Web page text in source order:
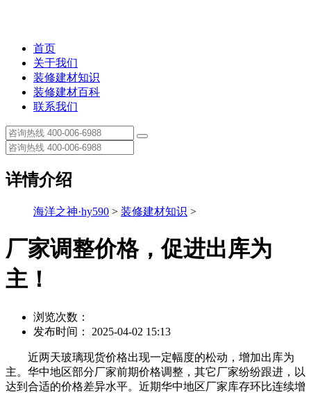
首页
关于我们
装修建材知识
装修建材百科
联系我们
详情介绍
海洋之神·hy590 > 装修建材知识 >
厂家调整价格，促进出库为
主！
浏览次数：
发布时间： 2025-04-02 15:13
近两天玻璃现货价格出现一定幅度的松动，增加出库为
主。华中地区部分厂家前期价格调整，其它厂家纷纷跟进，以
达到合适的价格差异水平。近期华中地区厂家库存环比连续增